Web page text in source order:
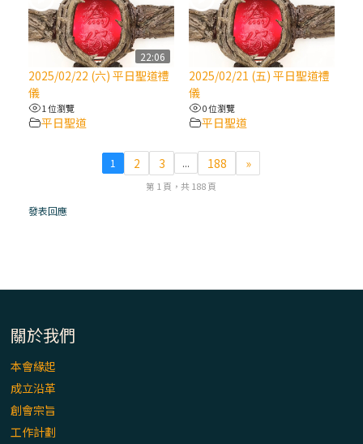
(6)黃敏正主教帶你做【將臨期避靜】—「馬
槽」═「謙卑」
(5)黃敏正主教帶你做【將臨期避靜】—「福
傳」：講耶穌的故事
(4)黃敏正主教帶你做【將臨期避靜】—匝凱
「想看」耶穌，耶穌「走近」匝凱
(2)黃敏正主教帶你做【將臨期避靜】—
22:06
2025/02/22 (六) 平日聖道禮
儀
1 位瀏覽
平日聖道
2025/02/21 (五) 平日聖道禮
儀
0 位瀏覽
平日聖道
1 2 3 ... 188 »
第 1 頁，共 188 頁
發表回應
關於我們
本會緣起
成立沿革
創會宗旨
工作計劃